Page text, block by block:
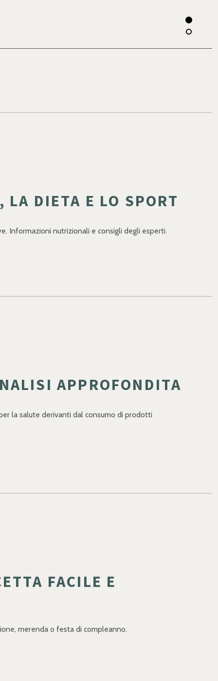
LA DIETA E LO SPORT
Informazioni nutrizionali e consigli degli esperti.
APPROFONDITA
la salute derivanti dal consumo di prodotti
FACILE E
merenda o festa di compleanno.